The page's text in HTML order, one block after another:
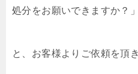
処分をお願いできますか？」
と、お客様よりご依頼を頂